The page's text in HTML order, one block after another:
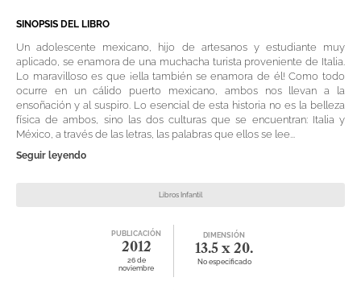
SINOPSIS DEL LIBRO
Un adolescente mexicano, hijo de artesanos y estudiante muy
aplicado, se enamora de una muchacha turista proveniente de Italia.
Lo maravilloso es que ¡ella también se enamora de él! Como todo
ocurre en un cálido puerto mexicano, ambos nos llevan a la
ensoñación y al suspiro. Lo esencial de esta historia no es la belleza
física de ambos, sino las dos culturas que se encuentran: Italia y
México, a través de las letras, las palabras que ellos se lee...
Seguir leyendo
Libros Infantil
PUBLICACIÓN
2012
26 de
noviembre
DIMENSIÓN
13.5 x 20.
No especificado